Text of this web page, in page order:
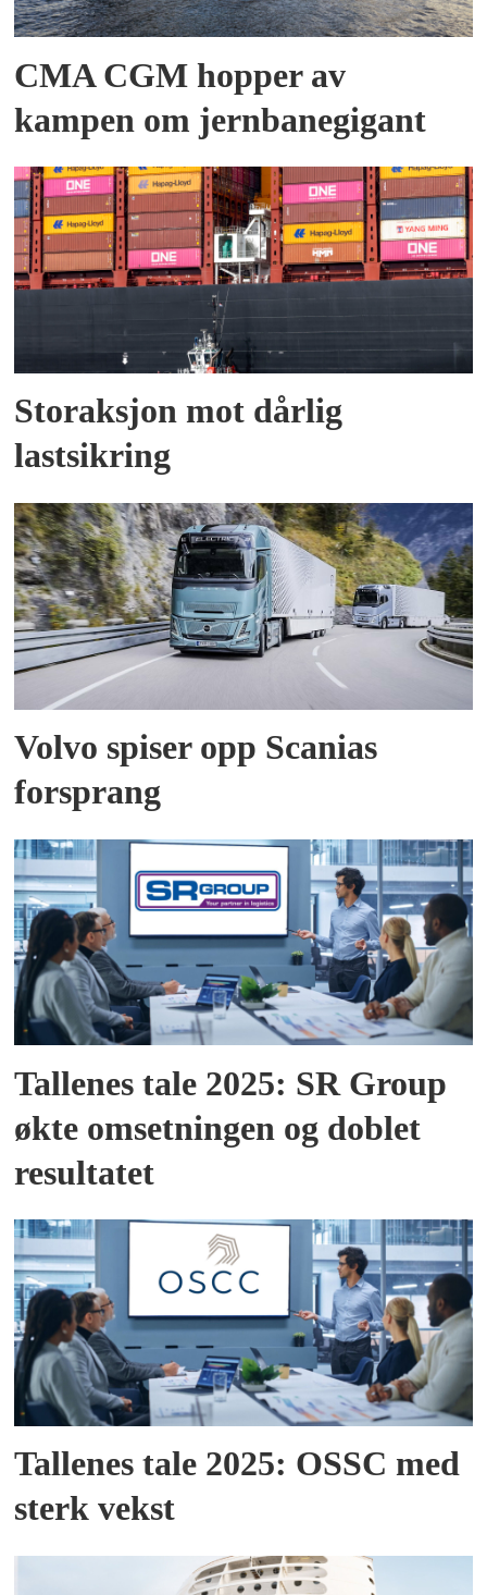
CMA CGM hopper av
kampen om jernbanegigant
Storaksjon mot dårlig
lastsikring
Volvo spiser opp Scanias
forsprang
Tallenes tale 2025: SR Group
økte omsetningen og doblet
resultatet
Tallenes tale 2025: OSSC med
sterk vekst